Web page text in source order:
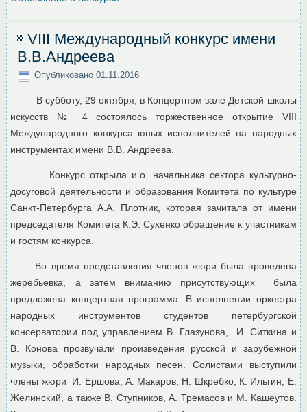
VIII Международный конкурс имени
В.В.Андреева
Опубликовано 01.11.2016
В субботу, 29 октября, в Концертном зале Детской школы
искусств № 4 состоялось торжественное открытие VIII
Международного конкурса юных исполнителей на народных
инструментах имени В.В. Андреева.
Конкурс открыла и.о. начальника сектора культурно-
досуговой деятельности и образования Комитета по культуре
Санкт-Петербурга А.А. Плотник, которая зачитала от имени
председателя Комитета К.Э. Сухенко обращение к участникам
и гостям конкурса.
Во время представления членов жюри была проведена
жеребьёвка, а затем вниманию присутствующих была
предложена концертная программа. В исполнении оркестра
народных инструментов студентов петербургской
консерватории под управлением В. Глазунова, И. Ситкина и
В. Конова прозвучали произведения русской и зарубежной
музыки, обработки народных песен. Солистами выступили
члены жюри И. Ершова, А. Макаров, Н. Шкребко, К. Ильгин, Е.
Желинский, а также В. Ступников, А. Тремасов и М. Кашеутов.